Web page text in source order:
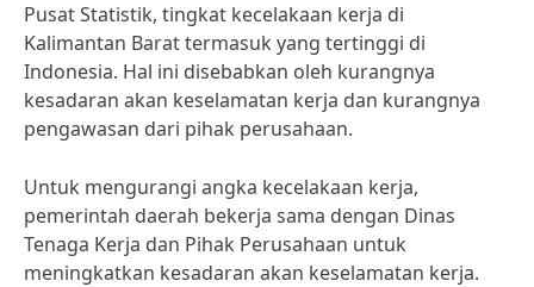
Pusat Statistik, tingkat kecelakaan kerja di
Kalimantan Barat termasuk yang tertinggi di
Indonesia. Hal ini disebabkan oleh kurangnya
kesadaran akan keselamatan kerja dan kurangnya
pengawasan dari pihak perusahaan.
Untuk mengurangi angka kecelakaan kerja,
pemerintah daerah bekerja sama dengan Dinas
Tenaga Kerja dan Pihak Perusahaan untuk
meningkatkan kesadaran akan keselamatan kerja.